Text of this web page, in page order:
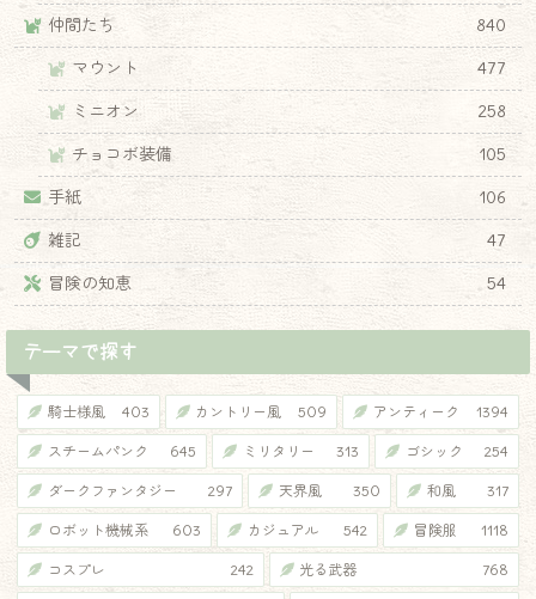
仲間たち
840
マウント
477
ミニオン
258
チョコボ装備
105
手紙
106
雑記
47
冒険の知恵
54
テーマで探す
騎士様風 403 カントリー風 509 アンティーク 1394
スチームパンク 645 ミリタリー 313 ゴシック 254
ダークファンタジー 297 天界風 350 和風 317
ロボット機械系 603 カジュアル 542 冒険服 1118
コスプレ 242 光る武器 768